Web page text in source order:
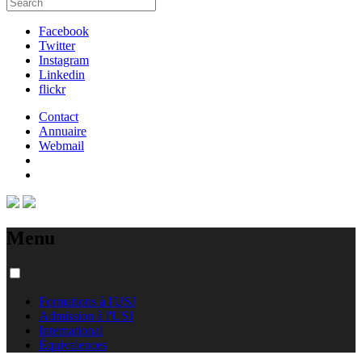
Facebook
Twitter
Instagram
Linkedin
flickr
Contact
Annuaire
Webmail
Menu
Formations à l'USJ
Admission à l'USJ
International
Équivalences